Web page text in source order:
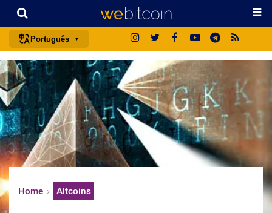
Português
português (BR)
english
español
français
italiano
deutsch
中文
Home Altcoins